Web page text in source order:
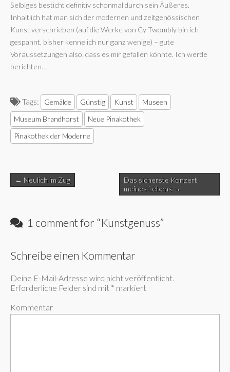
Selbiges besticht definitiv schonmal durch sein Äußeres.
Inhaltlich hat man sich der modernen und zeitgenössischen
Kunst verschrieben (auf die Werke von Cy Twombly bin ich
gespannt, bisher kenne ich nur ganz wenige) – gute
Voraussetzungen also, dass es mir gefallen könnte. Ich werde
berichten…
Tags: Gemälde Günstig Kunst
Museen
Museum Brandhorst
Neue Pinakothek
Pinakothek der Moderne
Post
navigation
← Neulich im Zug
Das sicherste Konzert
meines Lebens →
1 comment for “Kunstgenuss”
Schreibe einen Kommentar
Deine E-Mail-Adresse wird nicht veröffentlicht.
Erforderliche Felder sind mit * markiert
Kommentar